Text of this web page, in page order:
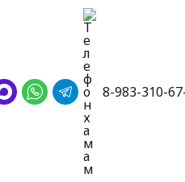
8-983-310-